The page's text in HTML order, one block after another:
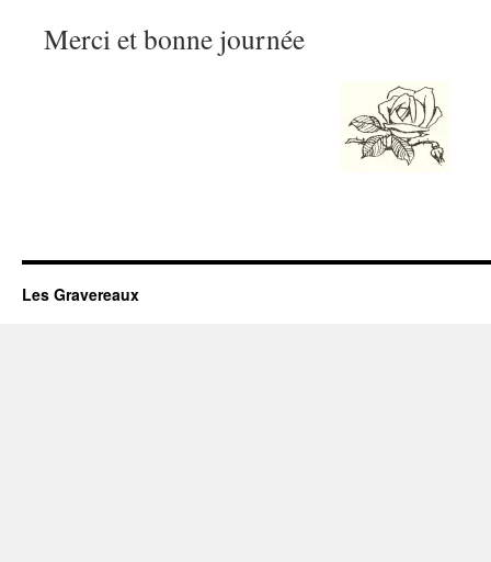
Merci et bonne journée
Les Gravereaux